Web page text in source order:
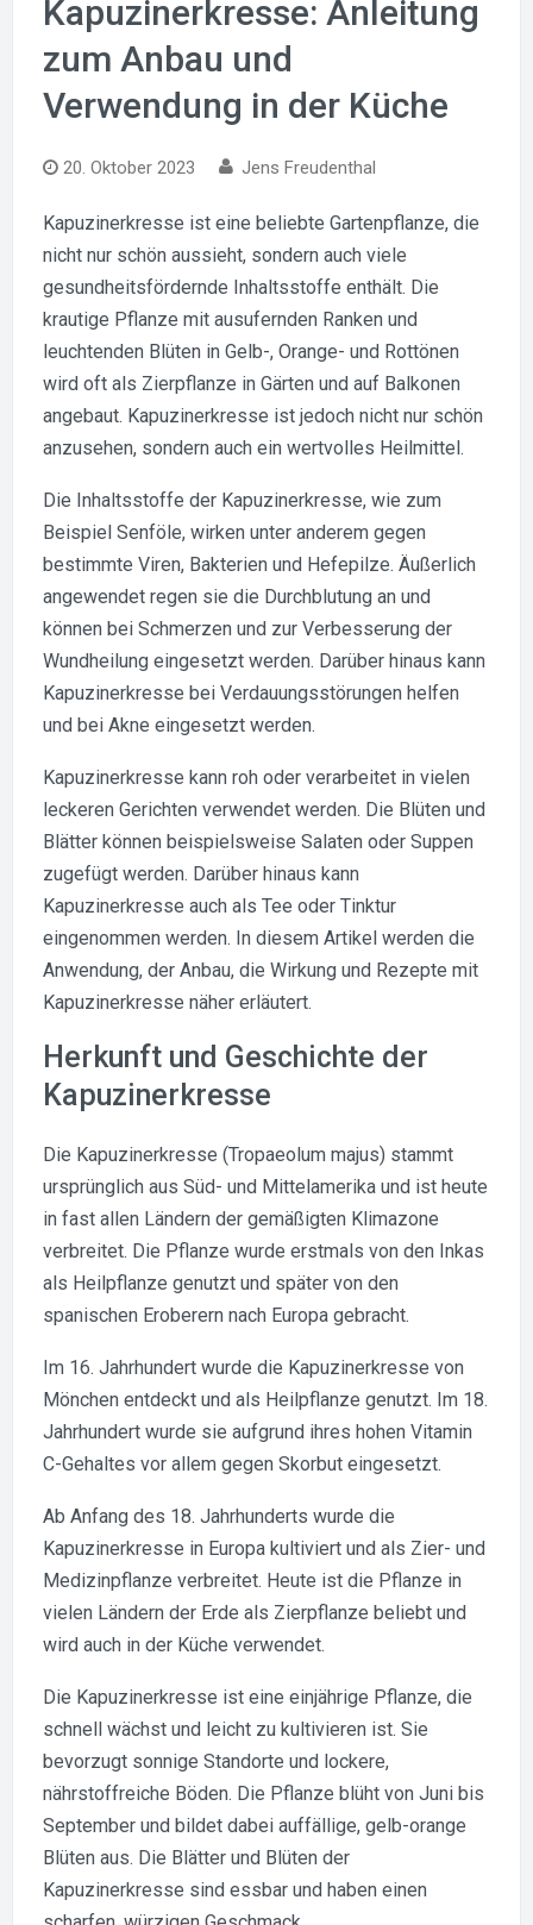
Kapuzinerkresse: Anleitung
zum Anbau und
Verwendung in der Küche
20. Oktober 2023 Jens Freudenthal
Kapuzinerkresse ist eine beliebte Gartenpflanze, die
nicht nur schön aussieht, sondern auch viele
gesundheitsfördernde Inhaltsstoffe enthält. Die
krautige Pflanze mit ausufernden Ranken und
leuchtenden Blüten in Gelb-, Orange- und Rottönen
wird oft als Zierpflanze in Gärten und auf Balkonen
angebaut. Kapuzinerkresse ist jedoch nicht nur schön
anzusehen, sondern auch ein wertvolles Heilmittel.
Die Inhaltsstoffe der Kapuzinerkresse, wie zum
Beispiel Senföle, wirken unter anderem gegen
bestimmte Viren, Bakterien und Hefepilze. Äußerlich
angewendet regen sie die Durchblutung an und
können bei Schmerzen und zur Verbesserung der
Wundheilung eingesetzt werden. Darüber hinaus kann
Kapuzinerkresse bei Verdauungsstörungen helfen
und bei Akne eingesetzt werden.
Kapuzinerkresse kann roh oder verarbeitet in vielen
leckeren Gerichten verwendet werden. Die Blüten und
Blätter können beispielsweise Salaten oder Suppen
zugefügt werden. Darüber hinaus kann
Kapuzinerkresse auch als Tee oder Tinktur
eingenommen werden. In diesem Artikel werden die
Anwendung, der Anbau, die Wirkung und Rezepte mit
Kapuzinerkresse näher erläutert.
Herkunft und Geschichte der
Kapuzinerkresse
Die Kapuzinerkresse (Tropaeolum majus) stammt
ursprünglich aus Süd- und Mittelamerika und ist heute
in fast allen Ländern der gemäßigten Klimazone
verbreitet. Die Pflanze wurde erstmals von den Inkas
als Heilpflanze genutzt und später von den
spanischen Eroberern nach Europa gebracht.
Im 16. Jahrhundert wurde die Kapuzinerkresse von
Mönchen entdeckt und als Heilpflanze genutzt. Im 18.
Jahrhundert wurde sie aufgrund ihres hohen Vitamin
C-Gehaltes vor allem gegen Skorbut eingesetzt.
Ab Anfang des 18. Jahrhunderts wurde die
Kapuzinerkresse in Europa kultiviert und als Zier- und
Medizinpflanze verbreitet. Heute ist die Pflanze in
vielen Ländern der Erde als Zierpflanze beliebt und
wird auch in der Küche verwendet.
Die Kapuzinerkresse ist eine einjährige Pflanze, die
schnell wächst und leicht zu kultivieren ist. Sie
bevorzugt sonnige Standorte und lockere,
nährstoffreiche Böden. Die Pflanze blüht von Juni bis
September und bildet dabei auffällige, gelb-orange
Blüten aus. Die Blätter und Blüten der
Kapuzinerkresse sind essbar und haben einen